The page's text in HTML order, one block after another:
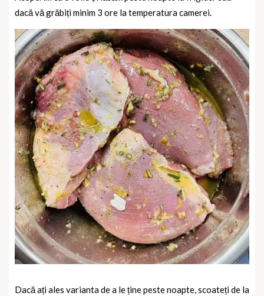
dacă vă grăbiți minim 3 ore la temperatura camerei.
Dacă ați ales varianta de a le ține peste noapte, scoateți de la